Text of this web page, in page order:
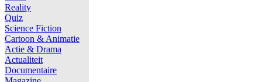
Reality
Quiz
Science Fiction
Cartoon & Animatie
Actie & Drama
Actualiteit
Documentaire